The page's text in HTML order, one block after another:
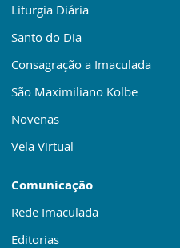
Liturgia Diária
Santo do Dia
Consagração a Imaculada
São Maximiliano Kolbe
Novenas
Vela Virtual
Comunicação
Rede Imaculada
Editorias